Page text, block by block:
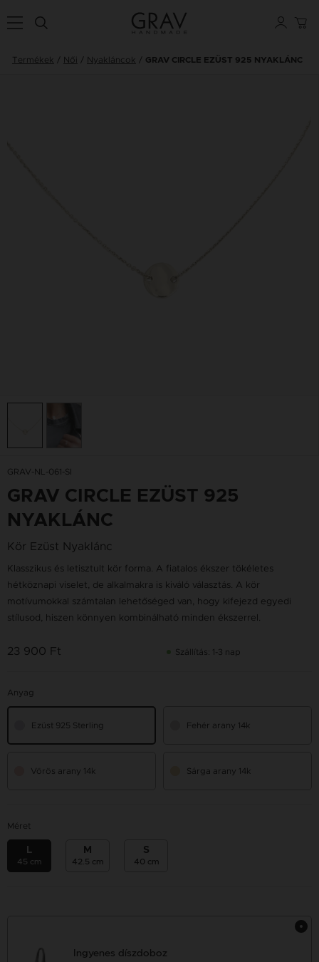
Termékek Női Nyakláncok GRAV CIRCLE EZÜST 925 NYAKLÁNC
GRAV-NL-061-SI
GRAV CIRCLE EZÜST 925
NYAKLÁNC
Kör Ezüst Nyaklánc
Klasszikus és letisztult kör forma. A fiatalos ékszer tökéletes
hétköznapi viselet, de alkalmakra is kiváló választás. A kör
motívumokkal számtalan lehetőséged van, hogy kifejezd egyedi
stílusod, hiszen könnyen kombinálható minden ékszerrel.
23 900 Ft Szállítás: 1-3 nap
Anyag
Ezüst 925 Sterling Fehér arany 14k
Vörös arany 14k Sárga arany 14k
Méret
L
45 cm
M
42.5 cm
S
40 cm
Ingyenes díszdoboz